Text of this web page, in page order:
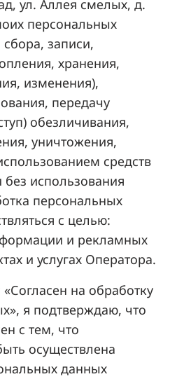
ул. Аллея смелых, д.
персональных
записи,
хранения,
изменения),
передачу
обезличивания,
уничтожения,
средств
без использования
персональных
с целью:
и рекламных
и услугах Оператора.
на обработку
я подтверждаю, что
с тем, что
осуществлена
данных